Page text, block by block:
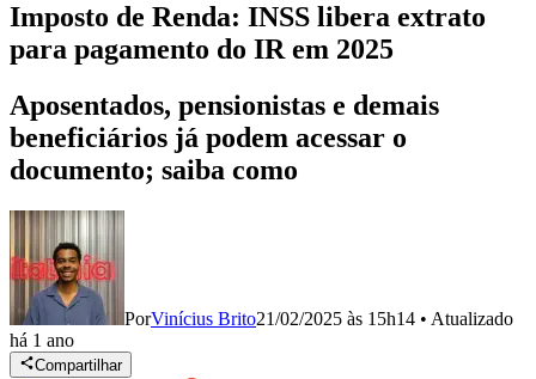
Imposto de Renda: INSS libera extrato
para pagamento do IR em 2025
Aposentados, pensionistas e demais
beneficiários já podem acessar o
documento; saiba como
PorVinícius Brito21/02/2025 às 15h14 • Atualizado
há 1 ano
Compartilhar